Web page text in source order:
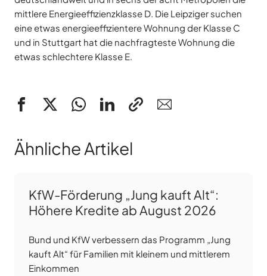
mittlere Energieeffizienzklasse D. Die Leipziger suchen
eine etwas energieeffizientere Wohnung der Klasse C
und in Stuttgart hat die nachfragteste Wohnung die
etwas schlechtere Klasse E.
Ähnliche Artikel
KfW-Förderung „Jung kauft Alt“:
Höhere Kredite ab August 2026
Bund und KfW verbessern das Programm „Jung
kauft Alt“ für Familien mit kleinem und mittlerem
Einkommen